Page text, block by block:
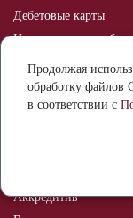
Дебетовые карты
Индивидуальные
Оспаривание
кредитной истории
Аккредитив
Продолжая
обработку файлов
в соответствии с